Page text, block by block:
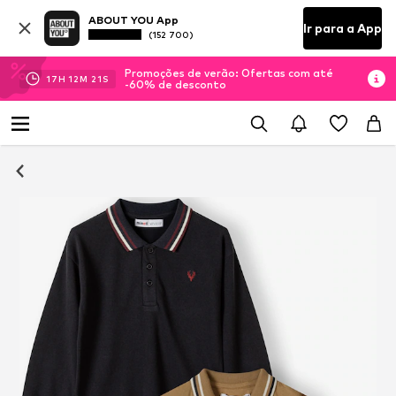
ABOUT YOU App
(152 700) Ir para a App
17H 12M 21 S
Promoções de verão: Ofertas com até
-60% de desconto